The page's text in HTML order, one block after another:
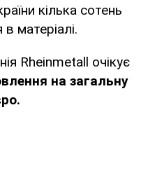
кілька сотень
матеріалі.
Rheinmetall очікує
на загальну